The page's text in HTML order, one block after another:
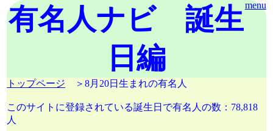
menu
有名人ナビ 誕生
日編
トップページ ＞8月20日生まれの有名人
このサイトに登録されている誕生日で有名人の数：78,818
人